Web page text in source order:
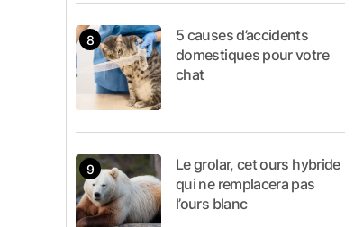
5 causes d’accidents
domestiques pour votre
chat
Le grolar, cet ours hybride
qui ne remplacera pas
l’ours blanc